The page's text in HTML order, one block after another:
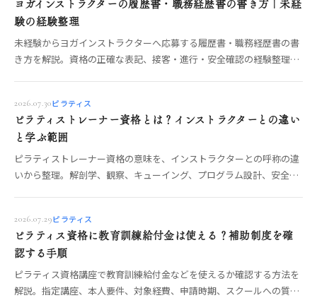
ヨガインストラクターの履歴書・職務経歴書の書き方｜未経
験の経験整理
未経験からヨガインストラクターへ応募する履歴書・職務経歴書の書
き方を解説。資格の正確な表記、接客・進行・安全確認の経験整理、
2026.07.30ピラティス
ピラティストレーナー資格とは？インストラクターとの違い
と学ぶ範囲
ピラティストレーナー資格の意味を、インストラクターとの呼称の違
いから整理。解剖学、観察、キューイング、プログラム設計、安全管
2026.07.29ピラティス
ピラティス資格に教育訓練給付金は使える？補助制度を確
認する手順
ピラティス資格講座で教育訓練給付金などを使えるか確認する方法を
解説。指定講座、本人要件、対象経費、申請時期、スクールへの質問